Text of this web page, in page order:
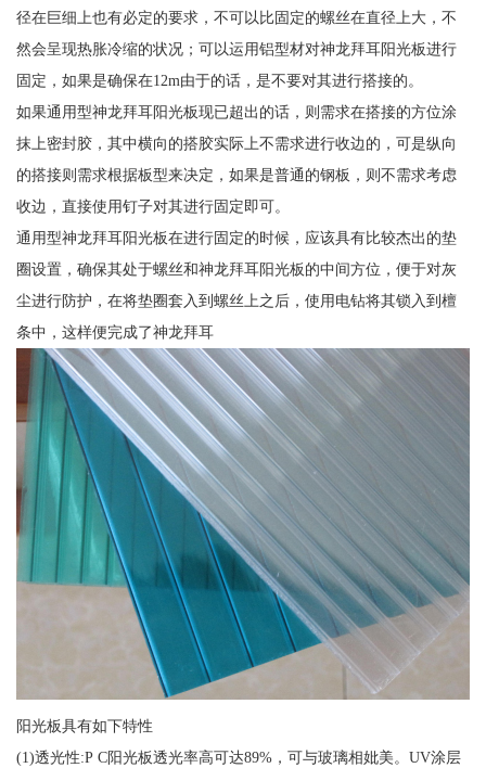
径在巨细上也有必定的要求，不可以比固定的螺丝在直径上大，不
然会呈现热胀冷缩的状况；可以运用铝型材对神龙拜耳阳光板进行
固定，如果是确保在12m由于的话，是不要对其进行搭接的。
如果通用型神龙拜耳阳光板现已超出的话，则需求在搭接的方位涂
抹上密封胶，其中横向的搭胶实际上不需求进行收边的，可是纵向
的搭接则需求根据板型来决定，如果是普通的钢板，则不需求考虑
收边，直接使用钉子对其进行固定即可。
通用型神龙拜耳阳光板在进行固定的时候，应该具有比较杰出的垫
圈设置，确保其处于螺丝和神龙拜耳阳光板的中间方位，便于对灰
尘进行防护，在将垫圈套入到螺丝上之后，使用电钻将其锁入到檀
条中，这样便完成了神龙拜耳
阳光板具有如下特性
(1)透光性:P C阳光板透光率高可达89%，可与玻璃相妣美。UV涂层